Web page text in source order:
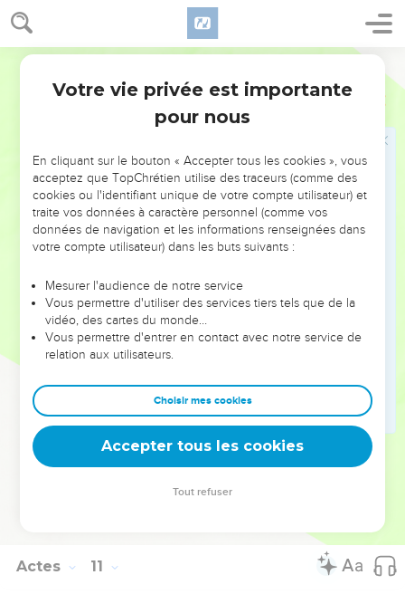
Actes 10
de proclamer solennellement que c’est lui que Dieu a
désigné pour juger les vivants et les morts.
Tous les prophètes ont parlé de lui en disant que Dieu
pardonnerait les péchés à tout homme qui se réclamerait de
Des non-Juifs reçoivent le Saint-Esprit
Pendant que Pierre prononçait ces mots, l’Esprit saint
descendit soudain sur tous ceux qui écoutaient la parole.
Les croyants issus du judaïsme qui étaient venus avec
Pierre, furent très étonnés de voir que l’Esprit saint était
En effet, ils les entendaient parler dans des langues
différentes et célébrer la grandeur de Dieu.
Alors, Pierre posa ouvertement la question : — Peut-on
saint aussi bien que nous ?
Et il donna ordre de les baptiser au nom du Seigneur
Jésus-Christ. Ensuite, les nouveaux baptisés le prièrent de
rester encore quelques jours avec eux.
Actes 11
Votre vie privée est importante
pour nous
En cliquant sur le bouton « Accepter tous les cookies », vous
acceptez que TopChrétien utilise des traceurs (comme des
cookies ou l'identifiant unique de votre compte utilisateur) et
traite vos données à caractère personnel (comme vos
données de navigation et les informations renseignées dans
votre compte utilisateur) dans les buts suivants :
Mesurer l'audience de notre service
Vous permettre d'utiliser des services tiers tels que de la
vidéo, des cartes du monde…
Vous permettre d'entrer en contact avec notre service de
relation aux utilisateurs.
Choisir mes cookies
Accepter tous les cookies
Tout refuser